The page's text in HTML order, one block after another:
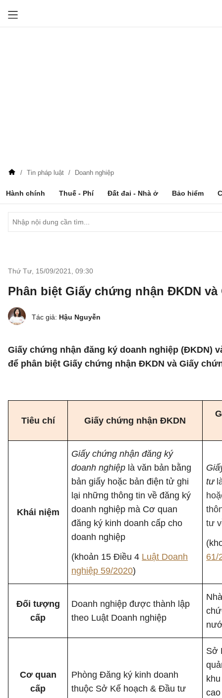
Tin pháp luật Doanh nghiệp
Hành chính Thuế - Phí Đất đai - Nhà ở Bảo hiểm
Thứ Tư, 15/09/2021 09:30
Phân biệt Giấy chứng nhận ĐKDN
Tác giả: Hậu Nguyễn
Giấy chứng nhận đăng ký doanh nghiệp (ĐKDN)
để phân biệt Giấy chứng nhận ĐKDN và Giấy
Tiêu chí Giấy chứng nhận ĐKDN
Khái niệm
Giấy chứng nhận đăng ký
doanh nghiệp là văn bản bằng
bản giấy hoặc bản điện tử ghi
lại những thông tin về đăng ký
doanh nghiệp mà Cơ quan
đăng ký kinh doanh cấp cho
doanh nghiệp
(khoản 15 Điều 4 Luật Doanh
nghiệp 59/2020)
tư
tư
61/
Đối tượng
cấp
Doanh nghiệp được thành lập
theo Luật Doanh nghiệp
Cơ quan
cấp
Phòng Đăng ký kinh doanh
thuộc Sở Kế hoạch & Đầu tư
Sở